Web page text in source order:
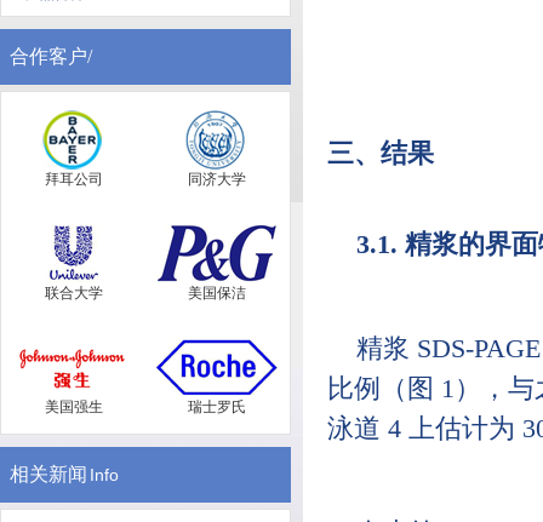
合作客户/
拜耳公司 同济大学
联合大学 美国保洁
美国强生 瑞士罗氏
相关新闻 Info
三、结果
3.1. 精浆的界
精浆 SDS-
比例（图 1），
泳道 4 上估计为